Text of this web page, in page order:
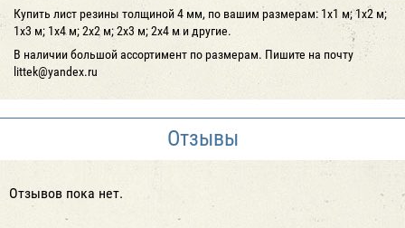
Купить лист резины толщиной 4 мм, по вашим размерам: 1x1 м; 1x2 м;
1x3 м; 1x4 м; 2x2 м; 2x3 м; 2x4 м и другие.
В наличии большой ассортимент по размерам. Пишите на почту
littek@yandex.ru
Отзывы
Отзывов пока нет.